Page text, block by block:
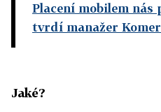
Placení mobilem nás
tvrdí manažer
Jaké?